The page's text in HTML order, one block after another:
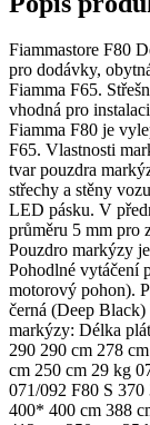
Fiammastore F80
pro dodávky,
Fiamma F65.
vhodná pro
Fiamma F80 je
F65. Vlastnosti
tvar pouzdra
střechy a stěny
LED pásku. V
průměru 5 mm pro
Pouzdro markýzy
Pohodlné vytáčení
motorový pohon).
černá (Deep
markýzy: Délka
290 290 cm 278
cm 250 cm 29 kg
071/092 F80 S
400* 400 cm 388